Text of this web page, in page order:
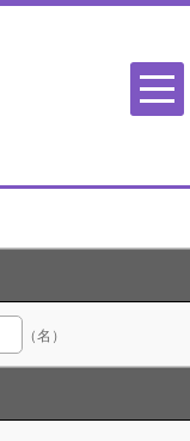
（名）